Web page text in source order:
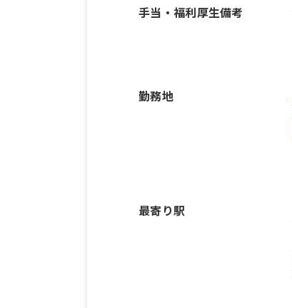
手当・福利厚生備考
勤務地
最寄り駅